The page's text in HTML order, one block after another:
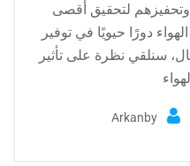
وتحفيزهم لتحقيق أقصى
دورًا حيويًا في توفير
سنلقي نظرة على تأثير
by
Arkan